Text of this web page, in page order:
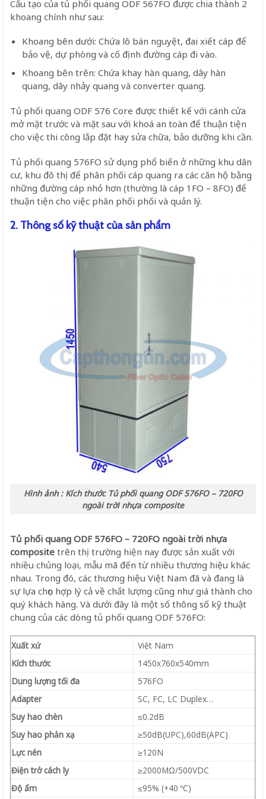
Cấu tạo của tủ phối quang ODF 567FO được chia thành 2
khoang chính như sau:
Khoang bên dưới: Chứa lô bán nguyệt, đai xiết cáp để
bảo vệ, dự phòng và cố định đường cáp đi vào.
Khoang bên trên: Chứa khay hàn quang, dây hàn
quang, dây nhảy quang và converter quang.
Tủ phối quang ODF 576 Core được thiết kế với cánh cửa
mở mặt trước và mặt sau với khoá an toàn để thuận tiện
cho việc thi công lắp đặt hay sửa chữa, bảo dưỡng khi cần.
Tủ phối quang 576FO sử dụng phổ biến ở những khu dân
cư, khu đô thị để phân phối cáp quang ra các căn hộ bằng
những đường cáp nhỏ hơn (thường là cáp 1FO – 8FO) để
thuận tiện cho việc phân phối phối và quản lý.
2. Thông số kỹ thuật của sản phẩm
Hình ảnh : Kích thước Tủ phối quang ODF 576FO – 720FO
ngoài trời nhựa composite
Tủ phối quang ODF 576FO – 720FO ngoài trời nhựa
composite trên thị trường hiện nay được sản xuất với
nhiều chủng loại, mẫu mã đến từ nhiều thương hiệu khác
nhau. Trong đó, các thương hiệu Việt Nam đã và đang là
sự lựa chọn hợp lý cả về chất lượng cũng như giá thành cho
quý khách hàng. Và dưới đây là một số thông số kỹ thuật
chung của các dòng tủ phối quang ODF 576FO:
Xuất xứ
Việt Nam
Kích thước
1450x760x540mm
Dung lượng tối đa
576FO
Adapter
SC, FC, LC Duplex…
Suy hao chèn
≤0.2dB
Suy hao phản xạ
≥50dB(UPC),60dB(APC)
Lực nén
≥120N
Điện trở cách ly
≥2000MΩ/500VDC
Độ ẩm
≤95% (+40 ºC)